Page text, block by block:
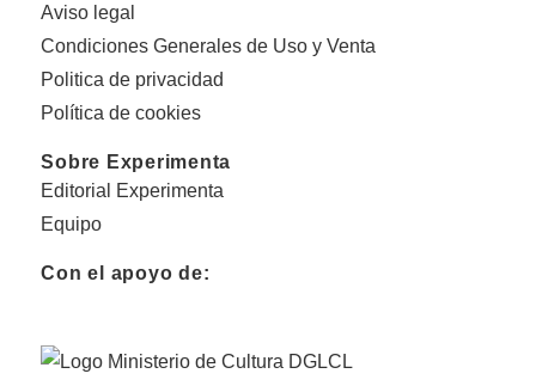
Aviso legal
Condiciones Generales de Uso y Venta
Politica de privacidad
Política de cookies
Sobre Experimenta
Editorial Experimenta
Equipo
Con el apoyo de: